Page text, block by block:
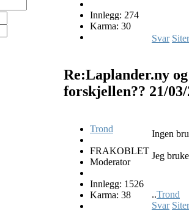
Innlegg: 274
Karma: 30
Svar Siter
Re:Laplander.ny
forskjellen?? 21/
Trond
FRAKOBLET
Moderator
Innlegg: 1526
Karma: 38
Ingen
Jeg
..Trond
Svar Siter